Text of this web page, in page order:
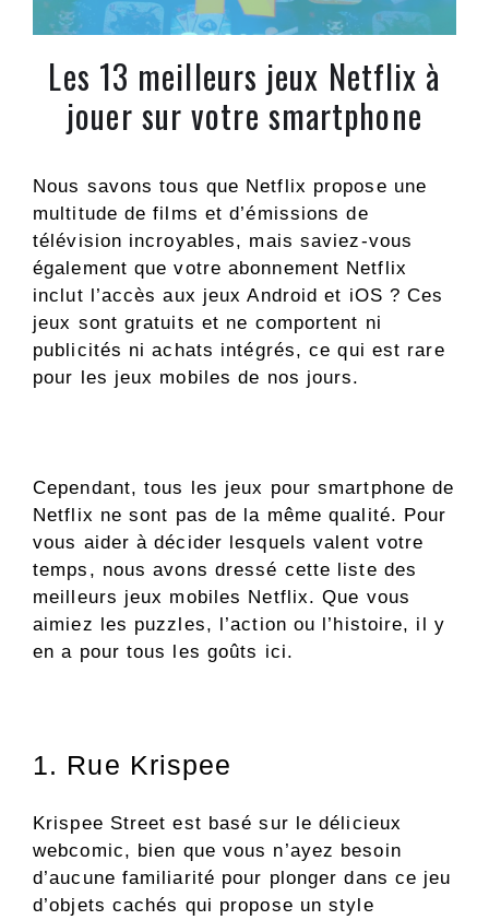
Les 13 meilleurs jeux Netflix à
jouer sur votre smartphone
Nous savons tous que Netflix propose une
multitude de films et d’émissions de
télévision incroyables, mais saviez-vous
également que votre abonnement Netflix
inclut l’accès aux jeux Android et iOS ? Ces
jeux sont gratuits et ne comportent ni
publicités ni achats intégrés, ce qui est rare
pour les jeux mobiles de nos jours.
Cependant, tous les jeux pour smartphone de
Netflix ne sont pas de la même qualité. Pour
vous aider à décider lesquels valent votre
temps, nous avons dressé cette liste des
meilleurs jeux mobiles Netflix. Que vous
aimiez les puzzles, l’action ou l’histoire, il y
en a pour tous les goûts ici.
1. Rue Krispee
Krispee Street est basé sur le délicieux
webcomic, bien que vous n’ayez besoin
d’aucune familiarité pour plonger dans ce jeu
d’objets cachés qui propose un style